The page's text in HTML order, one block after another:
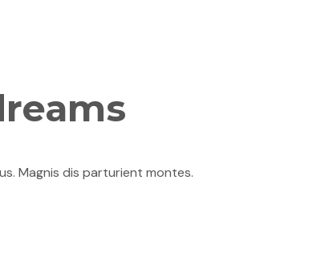
Magnis dis parturient montes.